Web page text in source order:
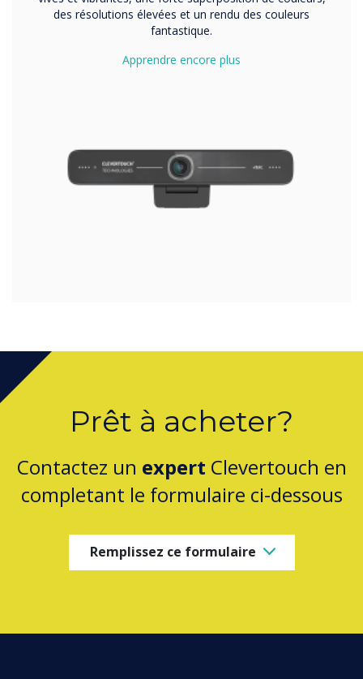
des résolutions élevées et un rendu des couleurs
fantastique.
Apprendre encore plus
Prêt à acheter?
Contactez un expert Clevertouch en
completant le formulaire ci-dessous
Remplissez ce formulaire